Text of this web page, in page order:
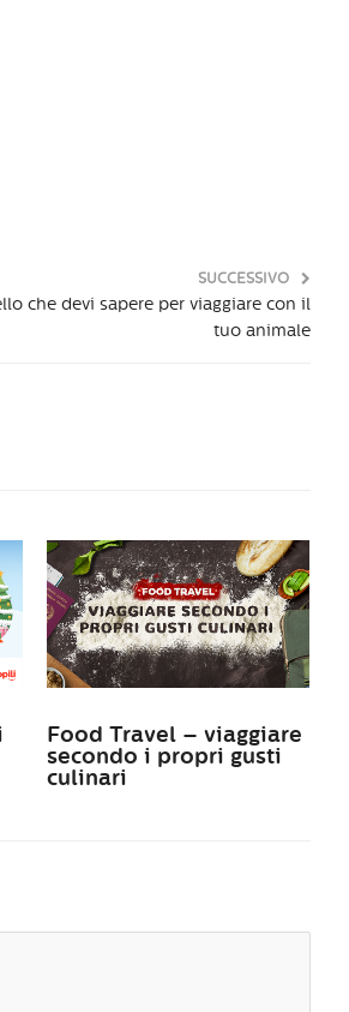
SUCCESSIVO
che devi sapere per viaggiare con il
tuo animale
Food Travel – viaggiare
secondo i propri gusti
culinari